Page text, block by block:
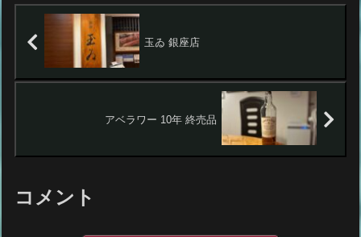
玉ゐ 銀座店
アベラワー 10年 終売品
コメント